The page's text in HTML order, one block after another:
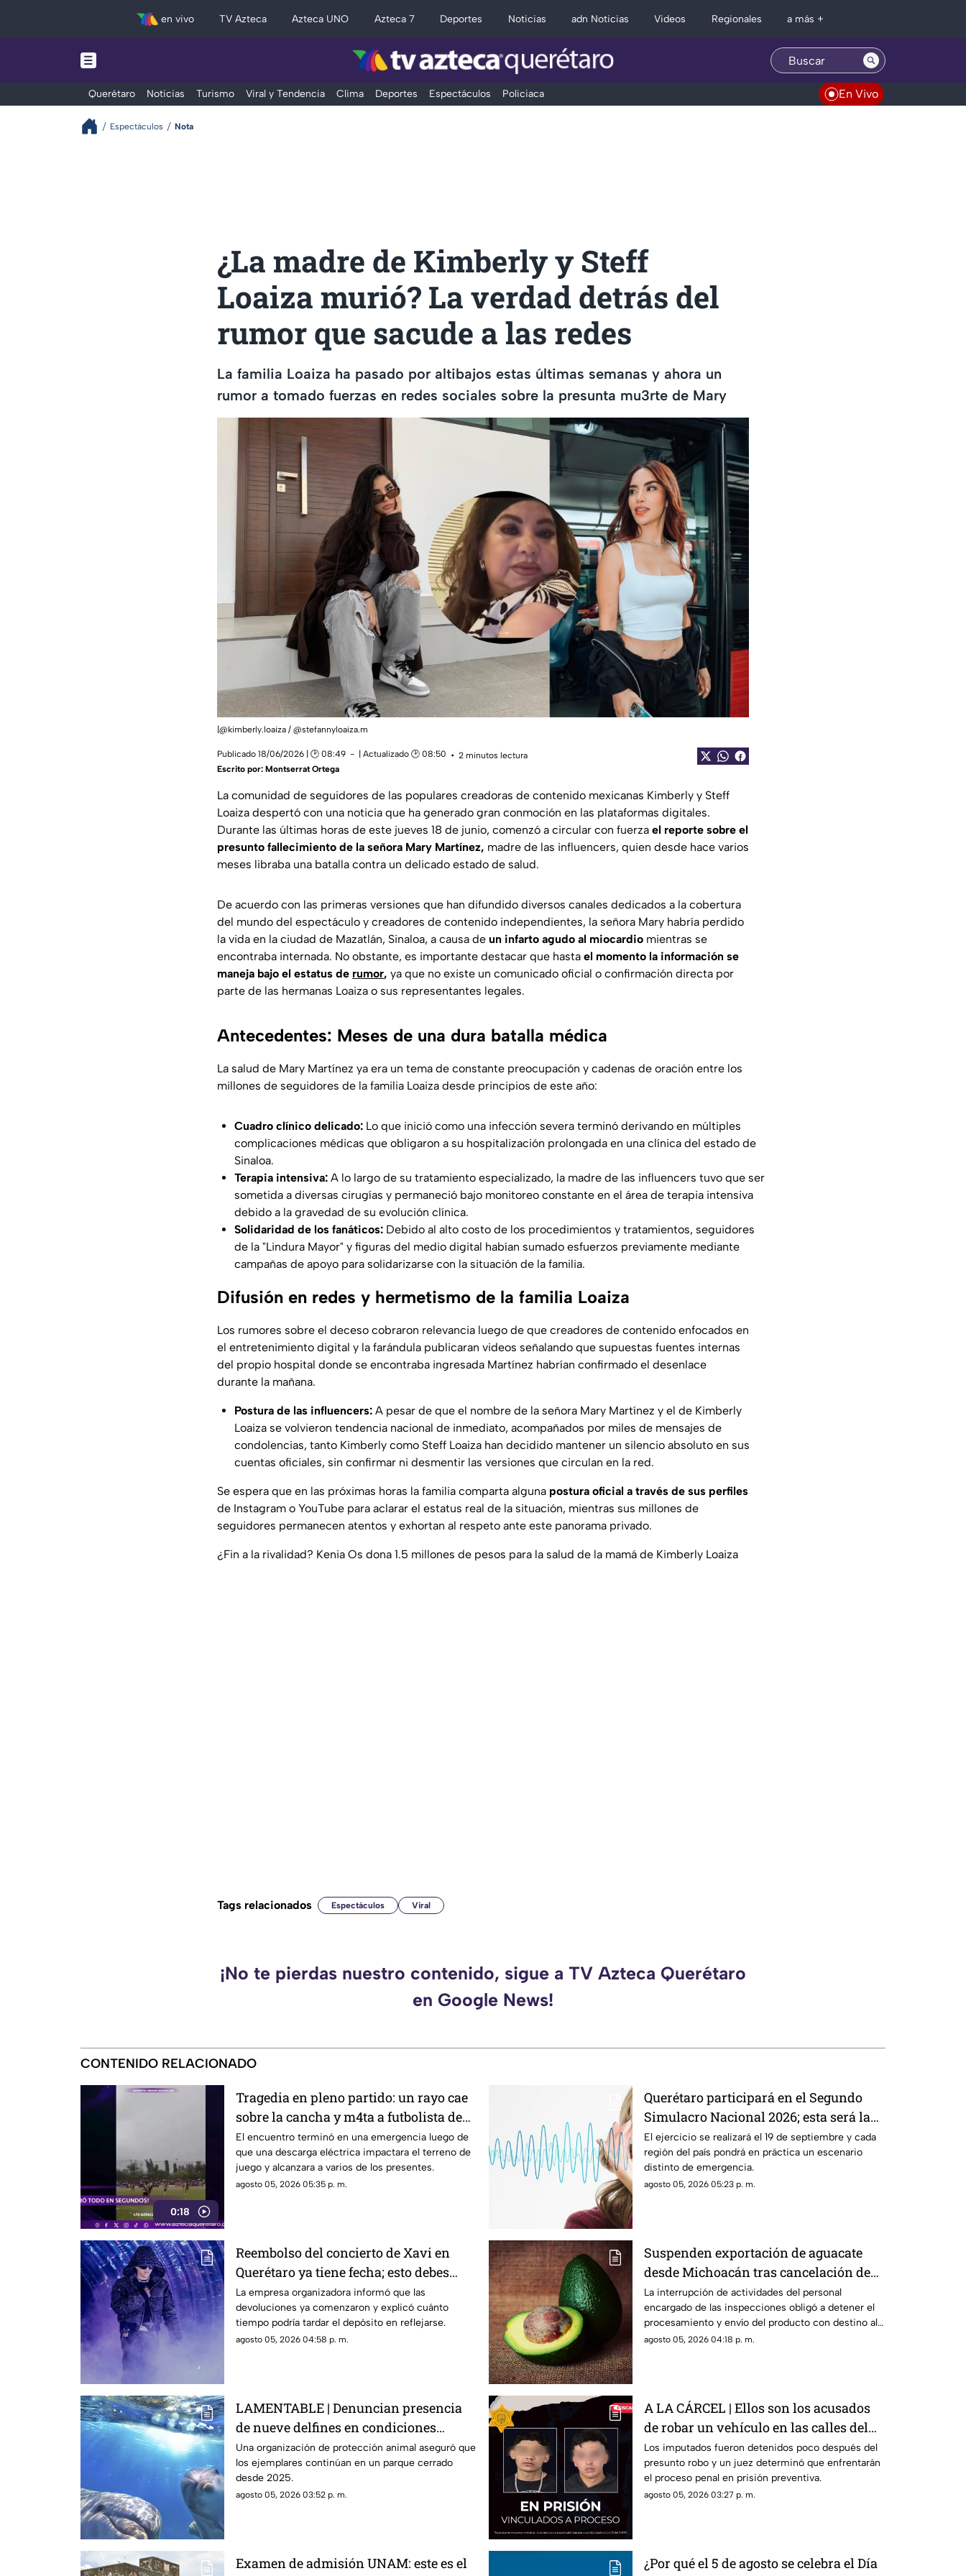
en vivo TV Azteca Azteca UNO Azteca 7 Deportes Noticias adn Noticias Videos Regionales a más +
Querétaro Noticias Turismo Viral y Tendencia Clima Deportes Espectáculos Policiaca En Vivo
Espectáculos Nota
¿La madre de Kimberly y Steff
Loaiza murió? La verdad detrás del
rumor que sacude a las redes
La familia Loaiza ha pasado por altibajos estas últimas semanas y ahora un
rumor a tomado fuerzas en redes sociales sobre la presunta mu3rte de Mary
|@kimberly.loaiza / @stefannyloaiza.m
Publicado 18/06/2026 | 🕑 08:49 | Actualizado 🕑 08:50
2 minutos lectura
Escrito por: Montserrat Ortega
La comunidad de seguidores de las populares creadoras de contenido mexicanas Kimberly y Steff
Loaiza despertó con una noticia que ha generado gran conmoción en las plataformas digitales.
Durante las últimas horas de este jueves 18 de junio, comenzó a circular con fuerza el reporte sobre el
presunto fallecimiento de la señora Mary Martínez, madre de las influencers, quien desde hace varios
meses libraba una batalla contra un delicado estado de salud.
De acuerdo con las primeras versiones que han difundido diversos canales dedicados a la cobertura
del mundo del espectáculo y creadores de contenido independientes, la señora Mary habría perdido
la vida en la ciudad de Mazatlán, Sinaloa, a causa de un infarto agudo al miocardio mientras se
encontraba internada. No obstante, es importante destacar que hasta el momento la información se
maneja bajo el estatus de rumor, ya que no existe un comunicado oficial o confirmación directa por
parte de las hermanas Loaiza o sus representantes legales.
Antecedentes: Meses de una dura batalla médica
La salud de Mary Martínez ya era un tema de constante preocupación y cadenas de oración entre los
millones de seguidores de la familia Loaiza desde principios de este año:
Cuadro clínico delicado: Lo que inició como una infección severa terminó derivando en múltiples
complicaciones médicas que obligaron a su hospitalización prolongada en una clínica del estado de
Sinaloa.
Terapia intensiva: A lo largo de su tratamiento especializado, la madre de las influencers tuvo que ser
sometida a diversas cirugías y permaneció bajo monitoreo constante en el área de terapia intensiva
debido a la gravedad de su evolución clínica.
Solidaridad de los fanáticos: Debido al alto costo de los procedimientos y tratamientos, seguidores
de la "Lindura Mayor" y figuras del medio digital habían sumado esfuerzos previamente mediante
campañas de apoyo para solidarizarse con la situación de la familia.
Difusión en redes y hermetismo de la familia Loaiza
Los rumores sobre el deceso cobraron relevancia luego de que creadores de contenido enfocados en
el entretenimiento digital y la farándula publicaran videos señalando que supuestas fuentes internas
del propio hospital donde se encontraba ingresada Martínez habrían confirmado el desenlace
durante la mañana.
Postura de las influencers: A pesar de que el nombre de la señora Mary Martínez y el de Kimberly
Loaiza se volvieron tendencia nacional de inmediato, acompañados por miles de mensajes de
condolencias, tanto Kimberly como Steff Loaiza han decidido mantener un silencio absoluto en sus
cuentas oficiales, sin confirmar ni desmentir las versiones que circulan en la red.
Se espera que en las próximas horas la familia comparta alguna postura oficial a través de sus perfiles
de Instagram o YouTube para aclarar el estatus real de la situación, mientras sus millones de
seguidores permanecen atentos y exhortan al respeto ante este panorama privado.
¿Fin a la rivalidad? Kenia Os dona 1.5 millones de pesos para la salud de la mamá de Kimberly Loaiza
Tags relacionados Espectáculos Viral
¡No te pierdas nuestro contenido, sigue a TV Azteca Querétaro
en Google News!
CONTENIDO RELACIONADO
0:18
Tragedia en pleno partido: un rayo cae
sobre la cancha y m4ta a futbolista de
24 años; VIDEO DELICADO
El encuentro terminó en una emergencia luego de
que una descarga eléctrica impactara el terreno de
juego y alcanzara a varios de los presentes.
agosto 05, 2026 05:35 p. m.
Querétaro participará en el Segundo
Simulacro Nacional 2026; esta será la
HORA EXACTA
El ejercicio se realizará el 19 de septiembre y cada
región del país pondrá en práctica un escenario
distinto de emergencia.
agosto 05, 2026 05:23 p. m.
Reembolso del concierto de Xavi en
Querétaro ya tiene fecha; esto debes
hacer
La empresa organizadora informó que las
devoluciones ya comenzaron y explicó cuánto
tiempo podría tardar el depósito en reflejarse.
agosto 05, 2026 04:58 p. m.
Suspenden exportación de aguacate
desde Michoacán tras cancelación de
actividades
La interrupción de actividades del personal
encargado de las inspecciones obligó a detener el
procesamiento y envío del producto con destino al
mercado estadounidense.
agosto 05, 2026 04:18 p. m.
LAMENTABLE | Denuncian presencia
de nueve delfines en condiciones
críticas dentro de un delfinario
abandonado
Una organización de protección animal aseguró que
los ejemplares continúan en un parque cerrado
desde 2025.
agosto 05, 2026 03:52 p. m.
A LA CÁRCEL | Ellos son los acusados
de robar un vehículo en las calles del
Centro de Querétaro
Los imputados fueron detenidos poco después del
presunto robo y un juez determinó que enfrentarán
el proceso penal en prisión preventiva.
agosto 05, 2026 03:27 p. m.
Examen de admisión UNAM: este es el
¿Por qué el 5 de agosto se celebra el Día